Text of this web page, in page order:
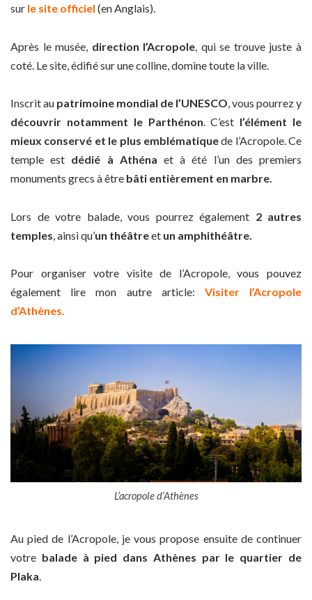
sur le site officiel (en Anglais).
Après le musée, direction l’Acropole, qui se trouve juste à
coté. Le site, édifié sur une colline, domine toute la ville.
Inscrit au patrimoine mondial de l’UNESCO, vous pourrez y
découvrir notamment le Parthénon. C’est l’élément le
mieux conservé et le plus emblématiquede l’Acropole. Ce
temple est dédié à Athéna et à été l’un des premiers
monuments grecs à être bâti entièrement en marbre.
Lors de votre balade, vous pourrez également 2 autres
temples , ainsi qu’un théâtreet un amphithéâtre.
Pour organiser votre visite de l’Acropole, vous pouvez
également lire mon autre article: Visiter l’Acropole
d’Athènes.
L’acropole d’Athènes
Au pied de l’Acropole, je vous propose ensuite de continuer
votre balade à pied dans Athènes par le quartier de
Plaka.